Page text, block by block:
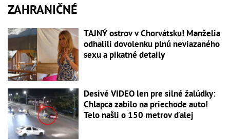
ZAHRANIČNÉ
TAJNÝ ostrov v Chorvátsku! Manželia
odhalili dovolenku plnú neviazaného
sexu a pikatné detaily
Desivé VIDEO len pre silné žalúdky:
Chlapca zabilo na priechode auto!
Telo našli o 150 metrov ďalej